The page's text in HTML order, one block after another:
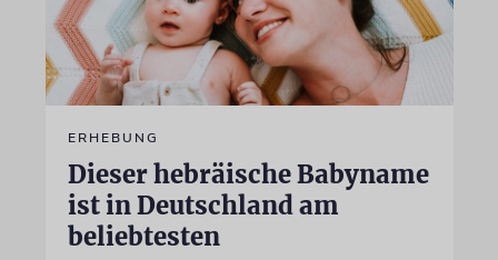
ERHEBUNG
Dieser hebräische Babyname
ist in Deutschland am
beliebtesten